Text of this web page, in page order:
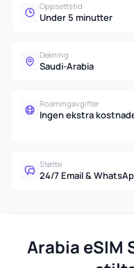
Oppsettstid
Under 5 minutter
Dekning
Saudi-Arabia
Roamingavgifter
Ingen ekstra
Støtte
24/7 Email &
Arabia eSIM